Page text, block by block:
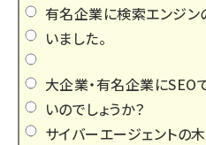
有名企業に検索エンジ
いました。
大企業・有名企業にSEO
いのでしょうか？
サイバーエージェントの